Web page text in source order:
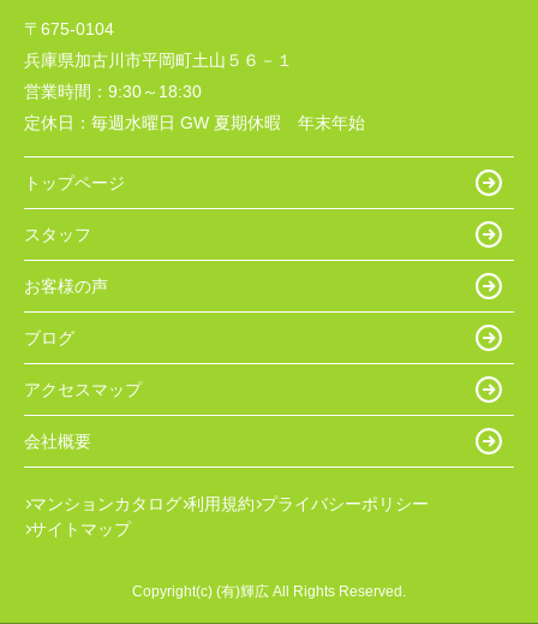
〒675-0104
兵庫県加古川市平岡町土山５６－１
営業時間： 9:30～18:30
定休日： 毎週水曜日 GW 夏期休暇 年末年始
トップページ
スタッフ
お客様の声
ブログ
アクセスマップ
会社概要
マンションカタログ 利用規約 プライバシーポリシー
サイトマップ
Copyright(c) (有)輝広 All Rights Reserved.